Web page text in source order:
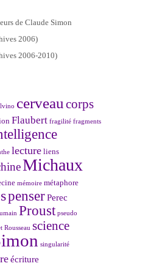
de Claude Simon
2006)
2006-2010)
cerveau corps
Flaubert fragilité fragments
lecture liens
Michaux
mémoire métaphore
penserPerec
Proust pseudo
Rousseau science
singularité
écriture